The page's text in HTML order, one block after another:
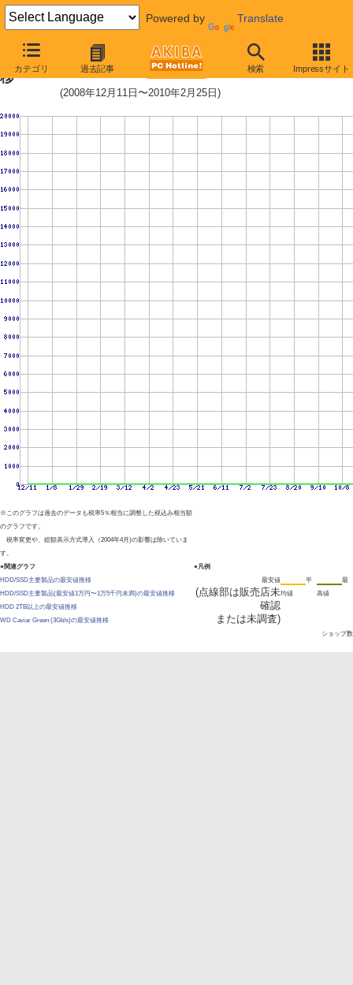
Powered by Translate
カテゴリ 過去記事 検索 Impressサイト
WD20EARS (2TB,64MB)の価格推
移
(2008年12月11日〜2010年2月25日)
※このグラフは過去のデータも税率5％相当に調整した税込み相当額
のグラフです。
税率変更や、総額表示方式導入（2004年4月)の影響は除いていま
す。
●関連グラフ
HDD/SSD主要製品の最安値推移
HDD/SSD主要製品(最安値1万円〜1万5千円未満)の最安値推移
HDD 2TB以上の最安値推移
WD Caviar Green (3Gb/s)の最安値推移
●凡例
最安値
(点線部は販売店未
確認
または未調査)
平
均値
最
高値
ショップ数